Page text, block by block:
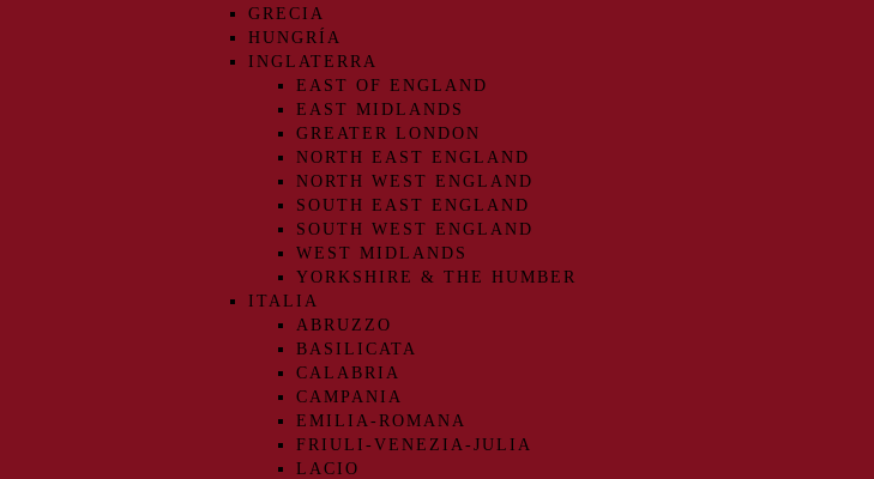
GRECIA
HUNGRÍA
INGLATERRA
EAST OF ENGLAND
EAST MIDLANDS
GREATER LONDON
NORTH EAST ENGLAND
NORTH WEST ENGLAND
SOUTH EAST ENGLAND
SOUTH WEST ENGLAND
WEST MIDLANDS
YORKSHIRE & THE HUMBER
ITALIA
ABRUZZO
BASILICATA
CALABRIA
CAMPANIA
EMILIA-ROMANA
FRIULI-VENEZIA-JULIA
LACIO